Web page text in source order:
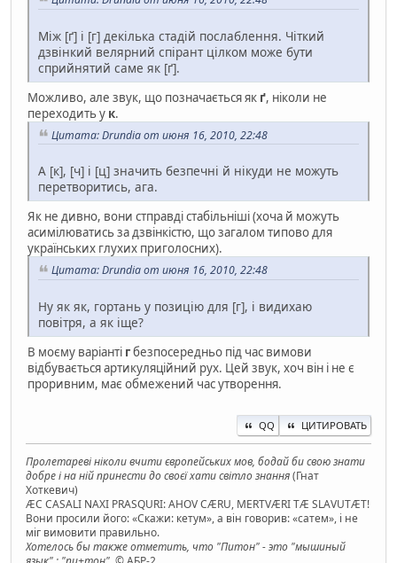
Між [ґ] і [г] декілька стадій послаблення. Чіткий
дзвінкий велярний спірант цілком може бути
сприйнятий саме як [ґ].
Можливо, але звук, що позначається як ґ, ніколи не
переходить у к.
Цитата: Drundia от июня 16, 2010, 22:48
А [к], [ч] і [ц] значить безпечні й нікуди не можуть
перетворитись, ага.
Як не дивно, вони стправді стабільніші (хоча й можуть
асимілюватись за дзвінкістю, що загалом типово для
українських глухих приголосних).
Цитата: Drundia от июня 16, 2010, 22:48
Ну як як, гортань у позицію для [г], і видихаю
повітря, а як іще?
В моєму варіанті гбезпосередньо під час вимови
відбувається артикуляційний рух. Цей звук, хоч він і не є
проривним, має обмежений час утворення.
QQ ЦИТИРОВАТЬ
Пролетареві ніколи вчити європейських мов, бодай би свою знати
добре і на ній принести до своєї хати світло знання(Гнат
Хоткевич)
ÆC CASALI NAXI PRASQURI: AHOV CÆRU, MERTVÆRI TÆ SLAVUTÆT!
Вони просили його: «Скажи: кетум», а він говорив: «сатем», і не
міг вимовити правильно.
Хотелось бы также отметить, что "Питон" - это "мышиный